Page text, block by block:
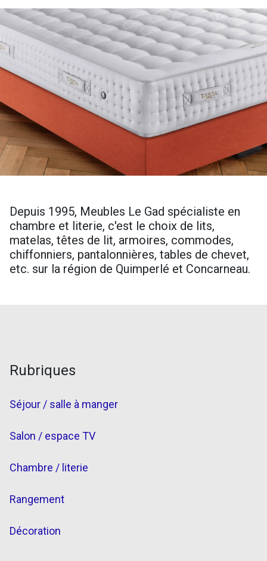
Depuis 1995, Meubles Le Gad spécialiste en
chambre et literie, c'est le choix de lits,
matelas, têtes de lit, armoires, commodes,
chiffonniers, pantalonnières, tables de chevet,
etc. sur la région de Quimperlé et Concarneau.
Rubriques
Séjour / salle à manger
Salon / espace TV
Chambre / literie
Rangement
Décoration